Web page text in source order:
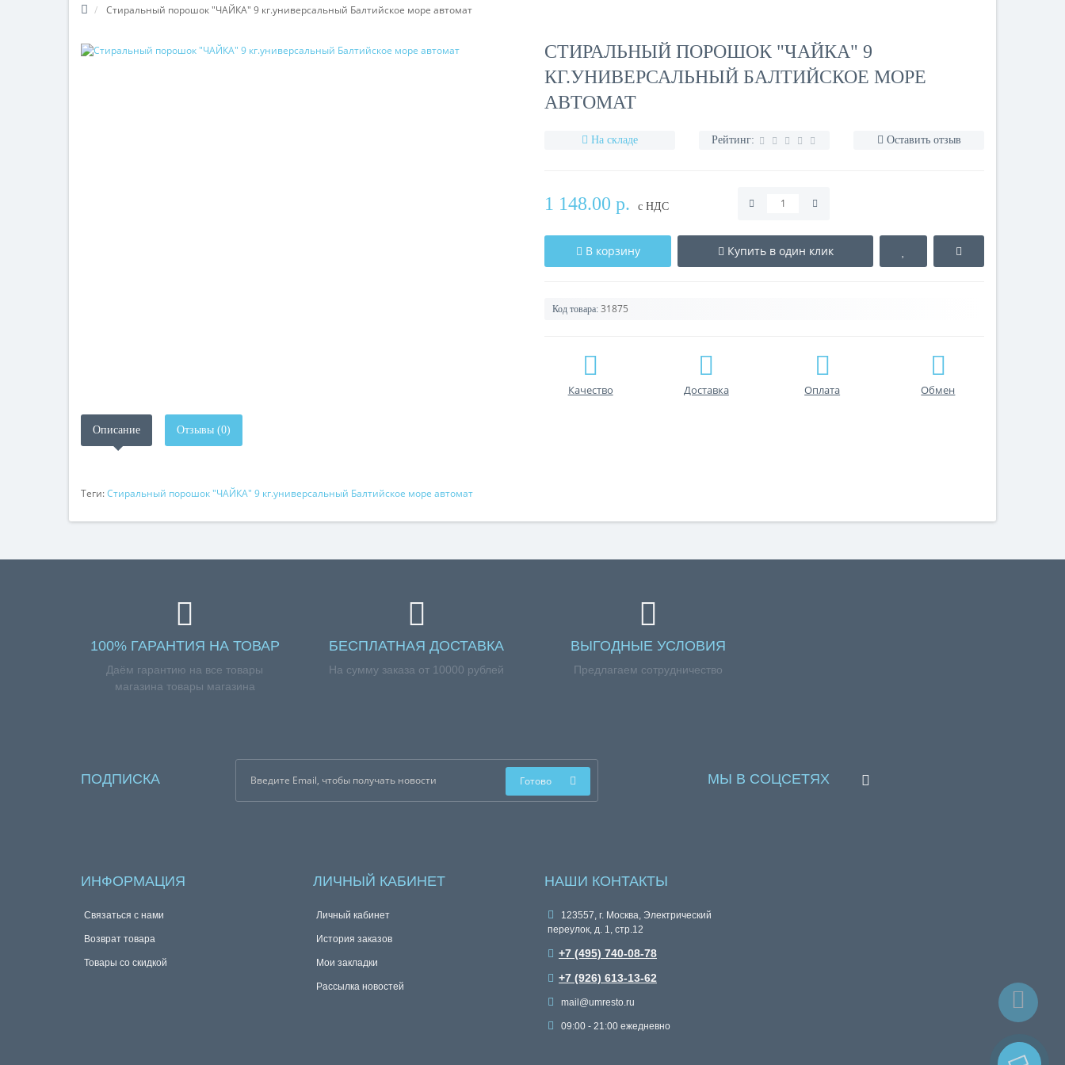
Стиральный порошок "ЧАЙКА" 9 кг.универсальный Балтийское море автомат
СТИРАЛЬНЫЙ ПОРОШОК "ЧАЙКА" 9
КГ.УНИВЕРСАЛЬНЫЙ БАЛТИЙСКОЕ МОРЕ
АВТОМАТ
На складе Рейтинг: Оставить отзыв
1 148.00 р. с НДС
В корзину Купить в один клик
Код товара: 31875
Качество Доставка Оплата Обмен
Описание Отзывы (0)
Теги:Стиральный порошок "ЧАЙКА" 9 кг.универсальный Балтийское море автомат
100% ГАРАНТИЯ НА ТОВАР
Даём гарантию на все товары
магазина товары магазина
БЕСПЛАТНАЯ ДОСТАВКА
На сумму заказа от 10000 рублей
ВЫГОДНЫЕ УСЛОВИЯ
Предлагаем сотрудничество
ПОДПИСКА Готово МЫ В СОЦСЕТЯХ
ИНФОРМАЦИЯ
Связаться с нами
Возврат товара
Товары со скидкой
ЛИЧНЫЙ КАБИНЕТ
Личный кабинет
История заказов
Мои закладки
Рассылка новостей
НАШИ КОНТАКТЫ
123557, г. Москва, Электрический
переулок, д. 1, стр.12
+7 (495) 740-08-78
+7 (926) 613-13-62
mail@umresto.ru
09:00 - 21:00 ежедневно